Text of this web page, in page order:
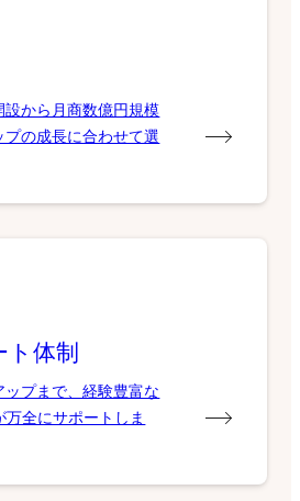
設から月商数億円規模
の成長に合わせて選
体制
プまで、経験豊富な
全にサポートしま